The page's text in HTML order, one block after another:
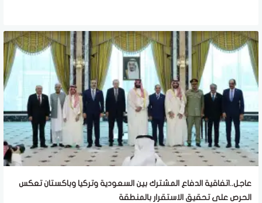
عاجل..اتفاقية الدفاع المشترك بين السعودية وتركيا وباكستان تعكس
الحرص على تحقيق الاستقرار بالمنطقة